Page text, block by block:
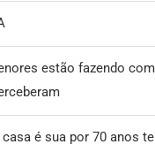
estão fazendo
é sua por 70 anos